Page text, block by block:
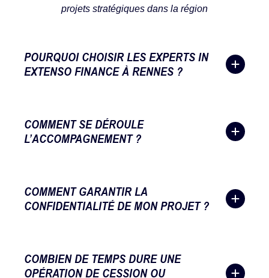
projets stratégiques dans la région
POURQUOI CHOISIR LES EXPERTS IN
EXTENSO FINANCE À RENNES ?
COMMENT SE DÉROULE
L’ACCOMPAGNEMENT ?
COMMENT GARANTIR LA
CONFIDENTIALITÉ DE MON PROJET ?
COMBIEN DE TEMPS DURE UNE
OPÉRATION DE CESSION OU